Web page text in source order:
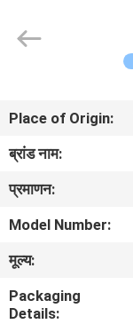
उत्पादों
हमारे
बारे
Place of Origin:
ब्रांड नाम:
प्रमाणन:
Model Number:
मूल्य:
Packaging
Details: